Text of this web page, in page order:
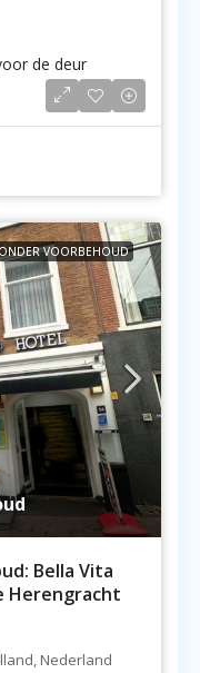
de deur
VOORBEHOUD
Bella Vita
Herengracht
Nederland